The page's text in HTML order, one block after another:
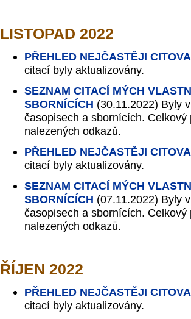
LISTOPAD 2022
PŘEHLED NEJČASTĚJI
citací byly aktualizovány.
SEZNAM CITACÍ MÝCH
SBORNÍCÍCH (30.11.2022) Byly
časopisech a sbornících.
nalezených odkazů.
PŘEHLED NEJČASTĚJI
citací byly aktualizovány.
SEZNAM CITACÍ MÝCH
SBORNÍCÍCH (07.11.2022) Byly
časopisech a sbornících.
nalezených odkazů.
ŘÍJEN 2022
PŘEHLED NEJČASTĚJI
citací byly aktualizovány.